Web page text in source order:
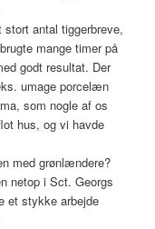
antal tiggerbreve,
mange timer på
godt resultat. Der
umage porcelæn
som nogle af os
hus, og vi havde
med grønlændere?
netop i Sct. Georgs
et stykke arbejde